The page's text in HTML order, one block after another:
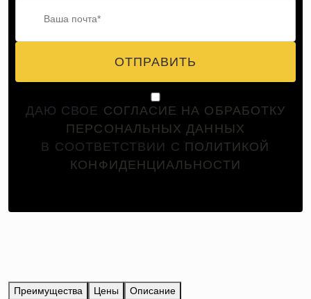
ОТПРАВИТЬ
ДАЮ СВОЕ СОГЛАСИЕ НА ОБРАБОТКУ
ПЕРСОНАЛЬНЫХ ДАННЫХ
В СООТВЕТСТВИИ С ПОЛИТИКОЙ
КОНФИДЕНЦИАЛЬНОСТИ
Преимущества Цены Описание